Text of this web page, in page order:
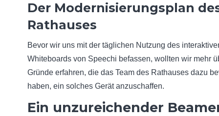
Der Modernisierungsplan
Rathauses
Bevor wir uns mit der täglichen Nutzung des
Whiteboards von Speechi befassen, wollten wir mehr
Gründe erfahren, die das Team des Rathauses dazu
haben, ein solches Gerät anzuschaffen.
Ein unzureichender